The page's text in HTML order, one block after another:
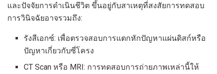
และปัจจัยการดำเนินชีวิต ขึ้นอยู่กับสาเหตุที่สงสัยการทดสอบ
การวินิจฉัยอาจรวมถึง:
รังสีเอกซ์: เพื่อตรวจสอบการแตกหักปัญหาแผ่นดิสก์หรือ
ปัญหาเกี่ยวกับซี่โครง
CT Scan หรือ MRI: การทดสอบการถ่ายภาพเหล่านี้ให้